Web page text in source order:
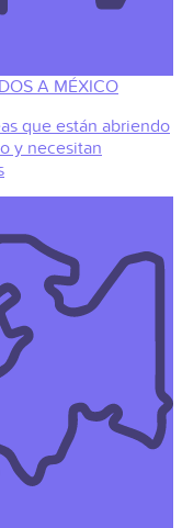
A MÉXICO
que están abriendo
y necesitan